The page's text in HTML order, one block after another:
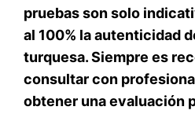
pruebas son solo
al 100% la autenticidad
turquesa. Siempre es
consultar con
obtener una evaluación